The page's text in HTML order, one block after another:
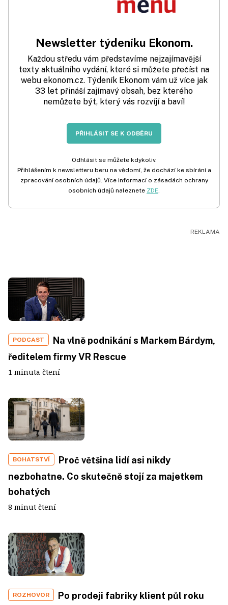
Newsletter týdeníku Ekonom.
Každou středu vám představíme nejzajímavější
texty aktuálního vydání, které si můžete přečíst na
webu ekonom.cz. Týdeník Ekonom vám už více jak
33 let přináší zajímavý obsah, bez kterého
nemůžete být, který vás rozvíjí a baví!
PŘIHLÁSIT SE K ODBĚRU
Odhlásit se můžete kdykoliv.
Přihlášením k newsletteru beru na vědomí, že dochází ke sbírání a
zpracování osobních údajů. Více informací o zásadách ochrany
osobních údajů naleznete ZDE.
PODCAST
Na vlně podnikání s Markem Bárdym,
ředitelem firmy VR Rescue
1 minuta čtení
BOHATSTVÍ
Proč většina lidí asi nikdy
nezbohatne. Co skutečně stojí za majetkem
bohatých
8 minut čtení
ROZHOVOR
Po prodeji fabriky klient půl roku